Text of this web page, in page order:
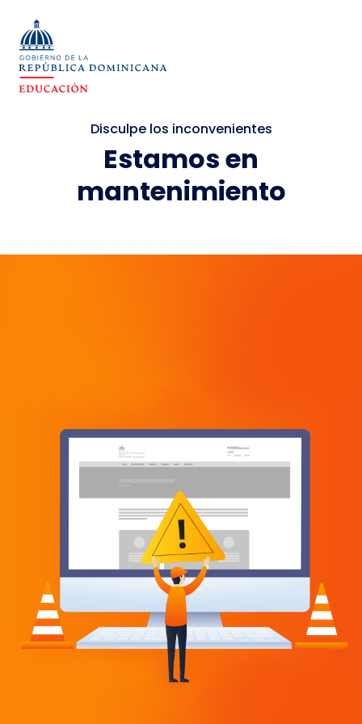
Disculpe los inconvenientes
Estamos en
mantenimiento